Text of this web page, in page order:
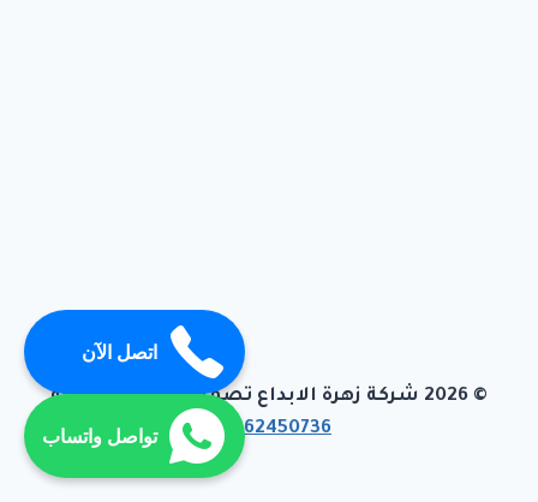
© 2026 شركة زهرة الابداع تصميم وبرمجة تيفاجو
01062450736
اتصل الآن
تواصل واتساب